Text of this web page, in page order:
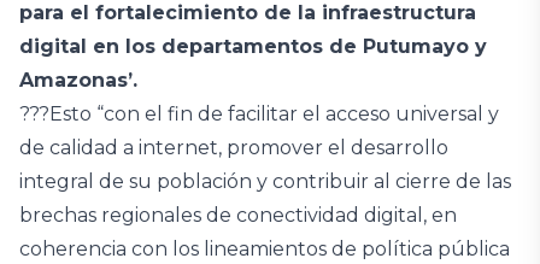
para el fortalecimiento de la infraestructura
digital en los departamentos de Putumayo y
Amazonas’.
???Esto “con el fin de facilitar el acceso universal y
de calidad a internet, promover el desarrollo
integral de su población y contribuir al cierre de las
brechas regionales de conectividad digital, en
coherencia con los lineamientos de política pública